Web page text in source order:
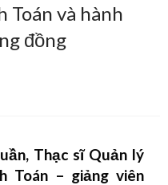
Toán và hành
đồng
Thạc sĩ Quản lý
Toán – giảng viên